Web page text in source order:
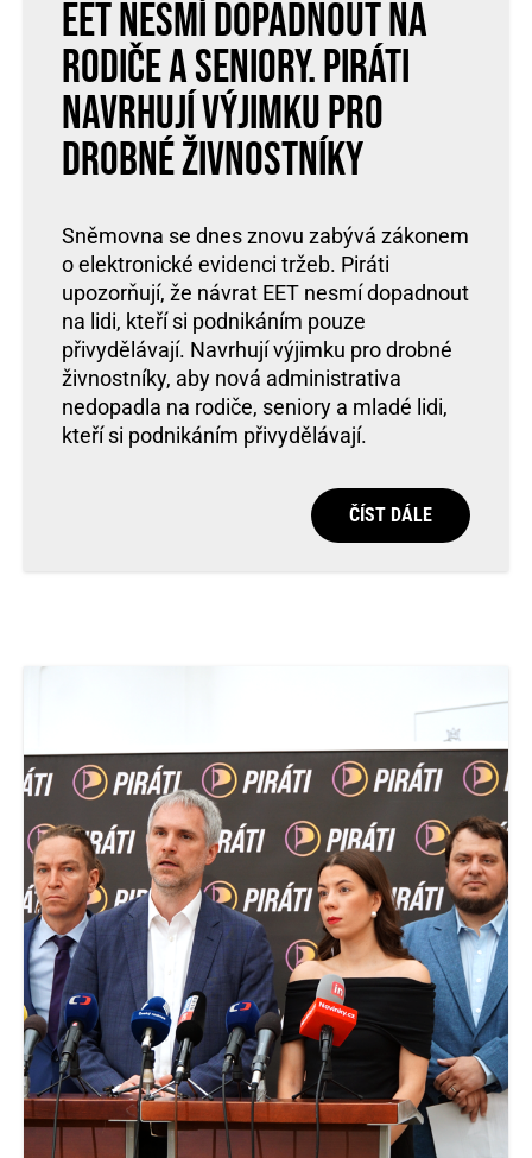
EET nesmí dopadnout na
rodiče a seniory. Piráti
navrhují výjimku pro
drobné živnostníky
Sněmovna se dnes znovu zabývá zákonem
o elektronické evidenci tržeb. Piráti
upozorňují, že návrat EET nesmí dopadnout
na lidi, kteří si podnikáním pouze
přivydělávají. Navrhují výjimku pro drobné
živnostníky, aby nová administrativa
nedopadla na rodiče, seniory a mladé lidi,
kteří si podnikáním přivydělávají.
ČÍST DÁLE